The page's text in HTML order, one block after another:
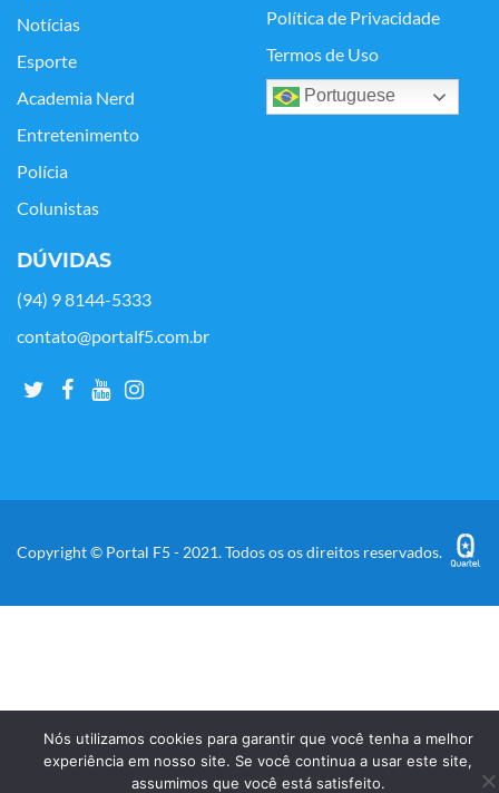
Notícias
Esporte
Academia Nerd
Entretenimento
Polícia
Colunistas
Política de Privacidade
Termos de Uso
Portuguese
DÚVIDAS
(94) 9 8144-5333
contato@portalf5.com.br
Copyright © Portal F5 - 2021. Todos os os direitos reservados.
Nós utilizamos cookies para garantir que você tenha a melhor
experiência em nosso site. Se você continua a usar este site,
assumimos que você está satisfeito.